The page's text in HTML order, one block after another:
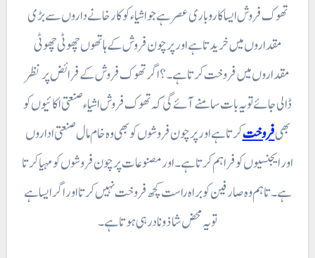
تھوک فروش ایسا کاروباری عصر ہے جو اشیاء کو کارخانے داروں سے بڑی
مقداروں میں خریدتا ہے اور پرچون فروش کے ہاتھوں چھوٹی چھوٹی
مقداروں میں فروخت کرتا ہے۔ ؟ اگر تھوک فروش کے فرائض پر نظر
ڈالی جائے تو یہ بات سامنے آئے گی کہ تھوک فروش اشیاء صنعتی اکائیوں کو
بھیفروختکرتا ہے اور پر چون فروشوں کو بھی وہ خام مال صنعتی اداروں
اور ایجنسیوں کو فراہم کرتا ہے۔ اور مصنوعات پر چون فروشوں کو مہیا کرتا
ہے۔ تاہم وہ صارفین کو براہ راست کچھ فروخت نہیں کرتا اور اگر ایسا ہے
تو یہ محض شاذ و نادر ہی ہوتا ہے۔